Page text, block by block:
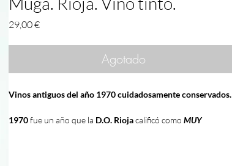
29,00 €Precio
Agotado
Vinos antiguos del año 1970 cuidadosamente conservados.
1970fue un año que la D.O. Riojacalificó como MUY